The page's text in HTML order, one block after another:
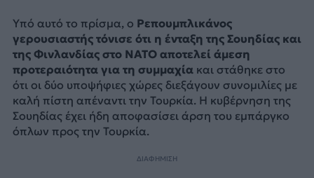
Υπό αυτό το πρίσμα, ο Ρεπουμπλικάνος
γερουσιαστής τόνισε ότι η ένταξη της Σουηδίας και
της Φινλανδίας στο ΝΑΤΟ αποτελεί άμεση
προτεραιότητα για τη συμμαχίακαι στάθηκε στο
ότι οι δύο υποψήφιες χώρες διεξάγουν συνομιλίες με
καλή πίστη απέναντι την Τουρκία. Η κυβέρνηση της
Σουηδίας έχει ήδη αποφασίσει άρση του εμπάργκο
όπλων προς την Τουρκία.
ΔΙΑΦΗΜΙΣΗ